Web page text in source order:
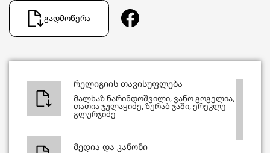
გადმოწერა
რელიგიის თავისუფლება
მალხაზ ნარინდოშვილი, ვანო გოგელია,
თათია ჯულაყიძე, ზურაბ ჯაში, ერეკლე
გლურჯიძე
მედია და კანონი